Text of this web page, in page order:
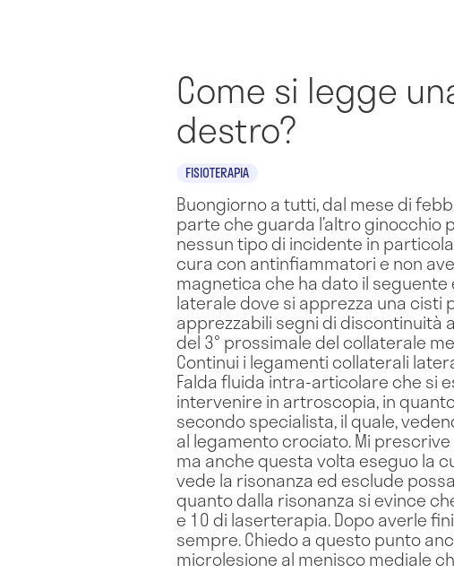
Come si legge
destro?
FISIOTERAPIA
Buongiorno a tutti, dal mese di
parte che guarda l’altro ginocchio
nessun tipo di incidente in
cura con antinfiammatori e non
magnetica che ha dato il
laterale dove si apprezza una cisti
apprezzabili segni di discontinuità
del 3° prossimale del collaterale
Continui i legamenti collaterali
Falda fluida intra-articolare che si
intervenire in artroscopia, in
secondo specialista, il quale,
al legamento crociato. Mi
ma anche questa volta eseguo la
vede la risonanza ed esclude
quanto dalla risonanza si evince
e 10 di laserterapia. Dopo averle
sempre. Chiedo a questo punto
microlesione al menisco mediale